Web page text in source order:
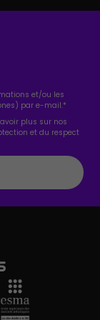
et/ou les
par e-mail.*
plus sur nos
et du respect